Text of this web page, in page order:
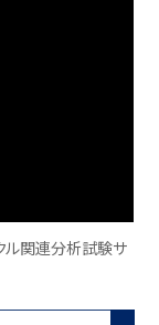
ル関連分析試験サ